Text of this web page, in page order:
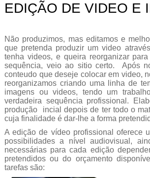
EDIÇÃO DE VIDEO E
Não produzimos, mas editamos e
que pretenda produzir um video
tenha videos, e queira reorganizar
sequência, veio ao sitio certo. Após
conteudo que deseje colocar em video,
reorganizamos criando uma linha de
imagens ou videos, tendo um
verdadeira sequência profissional.
produção incial depois de ter todo o
cuja finalidade é dar-lhe a forma
A edição de vídeo profissional oferece
possibilidades a nível audiovisual,
necessárias para cada edição
pretendidos ou do orçamento
tarefas são: